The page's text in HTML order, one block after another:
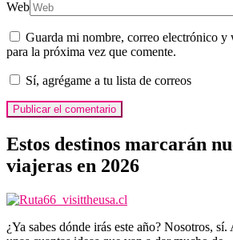
Web
Guarda mi nombre, correo electrónico y
para la próxima vez que comente.
Sí, agrégame a tu lista de correos
Estos destinos marcarán
viajeras en 2026
¿Ya sabes dónde irás este año? Nosotros,